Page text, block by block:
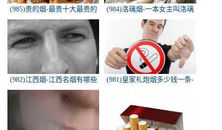
(985)贵的烟-最贵十大最贵的
香烟是什么
(984)洛璃烟-一本女主叫洛璃
烟的快穿小说，叫什么名字来
着？？？
(982)江西烟-江西名烟有哪些
(981)皇家礼炮烟多少钱一条-